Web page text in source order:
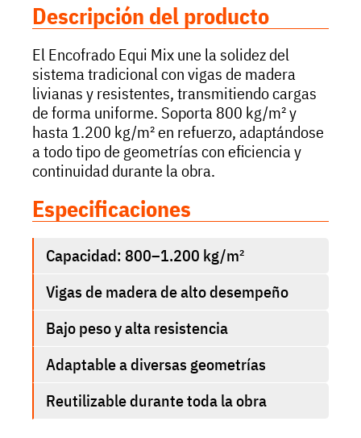
Descripción del producto
El Encofrado Equi Mix une la solidez del
sistema tradicional con vigas de madera
livianas y resistentes, transmitiendo cargas
de forma uniforme. Soporta 800 kg/m² y
hasta 1.200 kg/m² en refuerzo, adaptándose
a todo tipo de geometrías con eficiencia y
continuidad durante la obra.
Especificaciones
Capacidad: 800–1.200 kg/m²
Vigas de madera de alto desempeño
Bajo peso y alta resistencia
Adaptable a diversas geometrías
Reutilizable durante toda la obra